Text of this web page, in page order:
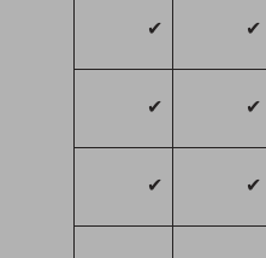
✔
✔
✔
✔
✔
✔